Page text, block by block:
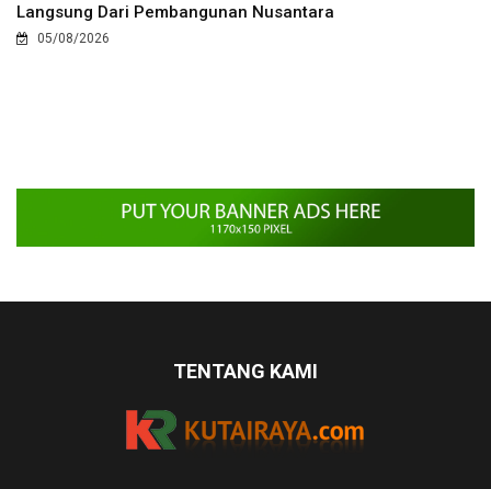
Langsung Dari Pembangunan Nusantara
05/08/2026
TENTANG KAMI